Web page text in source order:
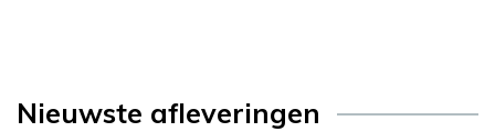
Nieuwste afleveringen